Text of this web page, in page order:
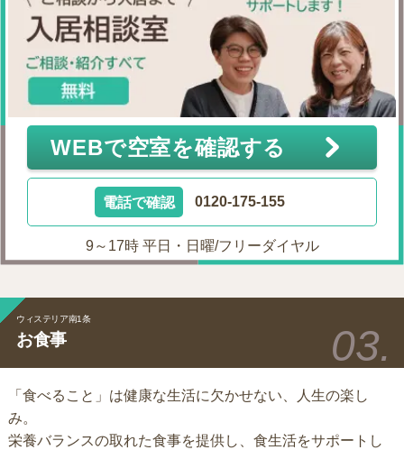
WEBで空室を確認する
電話で確認 0120-175-155
9～17時 平日・日曜/フリーダイヤル
ウィステリア南1条
お食事
「食べること」は健康な生活に欠かせない、人生の楽し
み。
栄養バランスの取れた食事を提供し、食生活をサポートし